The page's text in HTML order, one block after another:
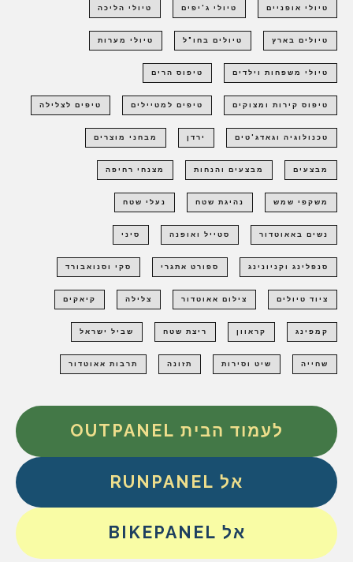
טיולי אופניים טיולי ג'יפים טיולי הליכה
טיולים בארץ טיולים בחו"ל טיולי מערות
טיולי משפחות וילדים טיפוס הרים
טיפוס קירות ומצוקים טיפים למטיילים טיפים לצלילה
טכנולוגיה וגאדג'טים ירדן מבחני מוצרים
מבצעים מבצעים והנחות מצנחי רחיפה
משקפי שמש נהיגת שטח נעלי שטח
נשים באאוטדור סטייל ואופנה סיני
סנפלינג וקניונינג ספורט אתגרי סקי וסנואבורד
ציוד טיולים צילום אאוטדור צלילה קיאקים
קמפינג קראוון ריצת שטח שביל ישראל
שחייה שיט וסירות תזונה תרבות אאוטדור
לעמוד הבית OUTPANEL
אל RUNPANEL
אל BIKEPANEL